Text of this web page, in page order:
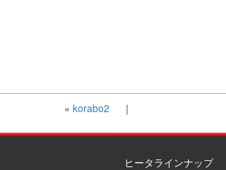
« korabo2 ｜
ヒータラインナップ